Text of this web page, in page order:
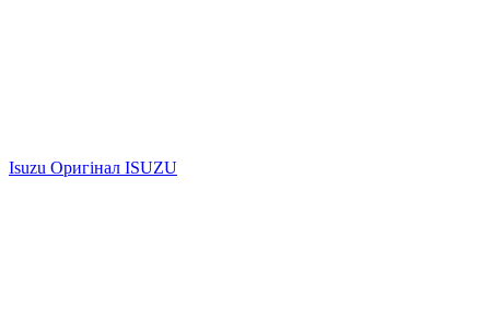
Isuzu Оригінал ISUZU